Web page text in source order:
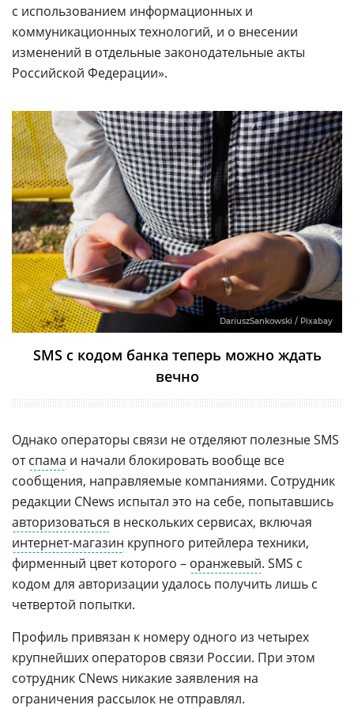
с использованием информационных и
коммуникационных технологий, и о внесении
изменений в отдельные законодательные акты
Российской Федерации».
DariuszSankowski / Pixabay
SMS с кодом банка теперь можно ждать
вечно
Однако операторы связи не отделяют полезные SMS
отспама и начали блокировать вообще все
сообщения, направляемые компаниями. Сотрудник
редакции CNews испытал это на себе, попытавшись
авторизоваться в нескольких сервисах, включая
интернет-магазин крупного ритейлера техники,
фирменный цвет которого – оранжевый. SMS с
кодом для авторизации удалось получить лишь с
четвертой попытки.
Профиль привязан к номеру одного из четырех
крупнейших операторов связи России. При этом
сотрудник CNews никакие заявления на
ограничения рассылок не отправлял.